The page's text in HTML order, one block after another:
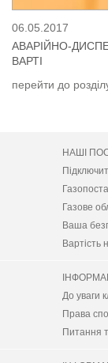
06.05.2017
АВАРІЙНО-
ВАРТІ
перейти до
НАШІ
Газове
Ваша
Вартість
До уваги
Права
Питання